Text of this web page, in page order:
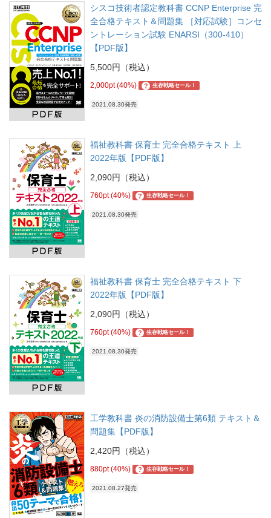
シスコ技術者認定教科書 CCNP Enterprise 完
全合格テキスト＆問題集 ［対応試験］コンセ
ントレーション試験 ENARSI（300-410）
【PDF版】
5,500円（税込）
2,000pt (40%) ? 生存戦略セール！
2021.08.30発売
福祉教科書 保育士 完全合格テキスト 上
2022年版【PDF版】
2,090円（税込）
760pt (40%) ? 生存戦略セール！
2021.08.30発売
福祉教科書 保育士 完全合格テキスト 下
2022年版【PDF版】
2,090円（税込）
760pt (40%) ? 生存戦略セール！
2021.08.30発売
工学教科書 炎の消防設備士第6類 テキスト＆
問題集【PDF版】
2,420円（税込）
880pt (40%) ? 生存戦略セール！
2021.08.27発売